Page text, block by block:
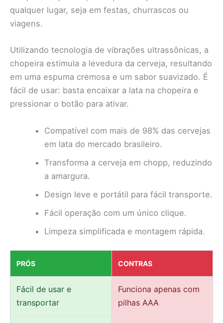
qualquer lugar, seja em festas, churrascos ou
viagens.
Utilizando tecnologia de vibrações ultrassônicas, a
chopeira estimula a levedura da cerveja, resultando
em uma espuma cremosa e um sabor suavizado. É
fácil de usar: basta encaixar a lata na chopeira e
pressionar o botão para ativar.
Compatível com mais de 98% das cervejas
em lata do mercado brasileiro.
Transforma a cerveja em chopp, reduzindo
a amargura.
Design leve e portátil para fácil transporte.
Fácil operação com um único clique.
Limpeza simplificada e montagem rápida.
PRÓS CONTRAS
Fácil de usar e
transportar
Funciona apenas com
pilhas AAA